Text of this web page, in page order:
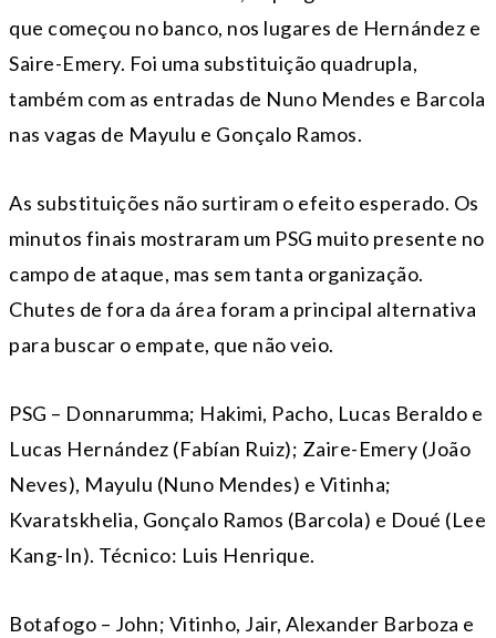
que começou no banco, nos lugares de Hernández e
Saire-Emery. Foi uma substituição quadrupla,
também com as entradas de Nuno Mendes e Barcola
nas vagas de Mayulu e Gonçalo Ramos.
As substituições não surtiram o efeito esperado. Os
minutos finais mostraram um PSG muito presente no
campo de ataque, mas sem tanta organização.
Chutes de fora da área foram a principal alternativa
para buscar o empate, que não veio.
PSG – Donnarumma; Hakimi, Pacho, Lucas Beraldo e
Lucas Hernández (Fabían Ruiz); Zaire-Emery (João
Neves), Mayulu (Nuno Mendes) e Vitinha;
Kvaratskhelia, Gonçalo Ramos (Barcola) e Doué (Lee
Kang-In). Técnico: Luis Henrique.
Botafogo – John; Vitinho, Jair, Alexander Barboza e